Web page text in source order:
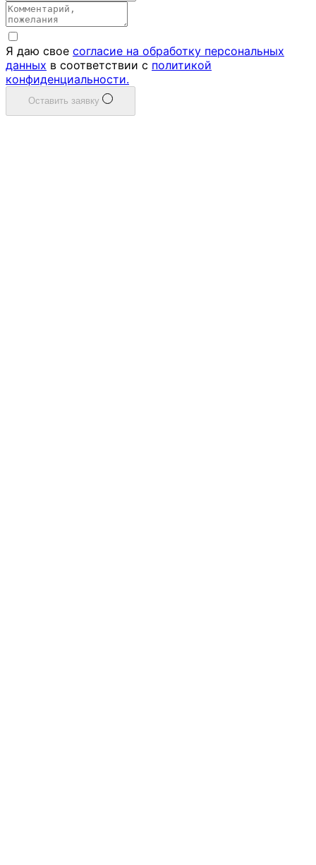
Я даю свое согласие на обработку персональных
данных в соответствии с политикой
конфиденциальности.
Оставить заявку